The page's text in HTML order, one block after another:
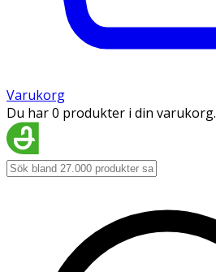
Varukorg
Du har 0 produkter i din varukorg.